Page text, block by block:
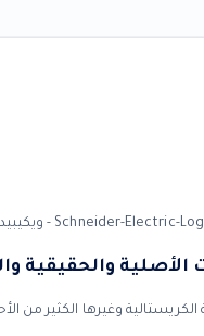
والحقيقية
وغيرها الكثير من